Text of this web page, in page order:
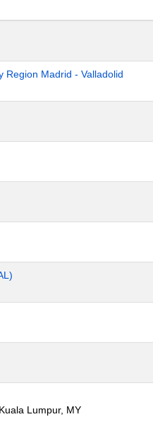
Region Madrid - Valladolid
Lumpur, MY